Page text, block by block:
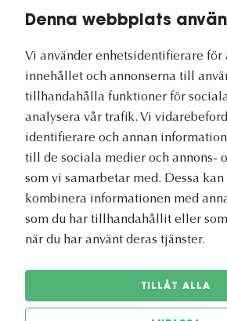
Denna webbplats
Vi använder enhetsidentifierare för
innehållet och annonserna till
tillhandahålla funktioner för
analysera vår trafik. Vi
identifierare och annan
till de sociala medier och annons-
som vi samarbetar med. Dessa
kombinera informationen med
som du har tillhandahållit eller
när du har använt deras tjänster.
TILLÅT ALLA
Vetapotek.se är en
Evidensia